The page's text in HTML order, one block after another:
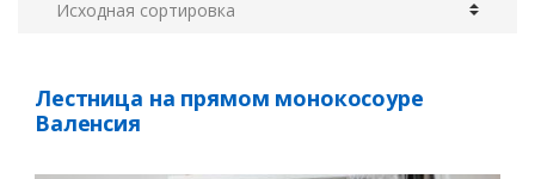
Лестница на прямом монокосоуре
Валенсия